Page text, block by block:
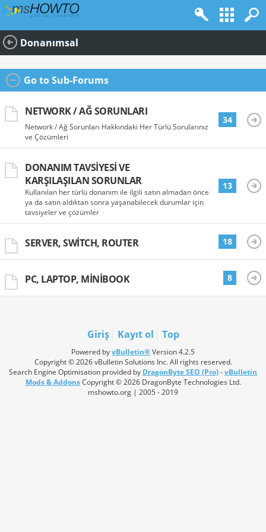
Donanımsal
Go to Sub-Forums
NETWORK / AĞ SORUNLARI
Network / Ağ Sorunları Hakkındaki Her Türlü Sorularınız
ve Çözümleri
34
DONANIM TAVSIYESI VE
KARŞILAŞILAN SORUNLAR
Kullanılan her türlü donanım ile ilgili satın almadan önce
ya da satın aldıktan sonra yaşanabilecek durumlar için
tavsiyeler ve çözümler
13
SERVER, SWITCH, ROUTER 18
PC, LAPTOP, MINIBOOK 8
Giriş Kayıt ol Top
Powered byvBulletin®Version 4.2.5
Copyright © 2026 vBulletin Solutions Inc. All rights reserved.
Search Engine Optimisation provided by DragonByte SEO (Pro)-vBulletin
Mods & AddonsCopyright © 2026 DragonByte Technologies Ltd.
mshowto.org | 2005 - 2019